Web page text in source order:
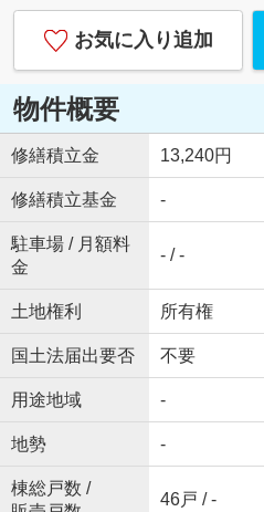
お気に入り追加
物件概要
修繕積立金 13,240円
修繕積立基金 -
駐車場 / 月額料
金
- / -
土地権利 所有権
国土法届出要否 不要
用途地域 -
地勢 -
棟総戸数 /
46戸 / -